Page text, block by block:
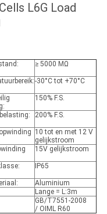
L6G Load
≥ 5000 MΩ
-30°C tot +70°C
150% F.S.
200% F.S.
10 tot en met 12 V
gelijkstroom
15V gelijkstroom
IP65
Aluminium
Lange = L:3m
GB/T7551-2008
/ OIML R60